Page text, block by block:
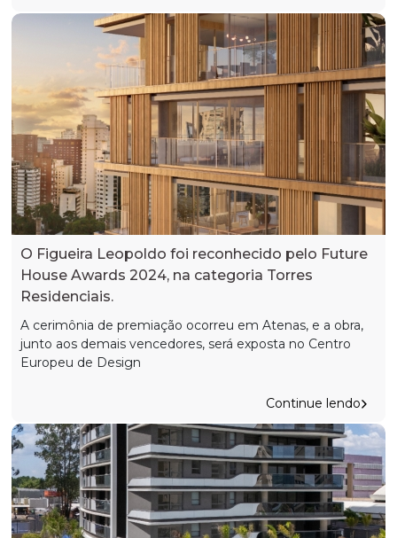
O Figueira Leopoldo foi reconhecido pelo Future
House Awards 2024, na categoria Torres
Residenciais.
A cerimônia de premiação ocorreu em Atenas, e a obra,
junto aos demais vencedores, será exposta no Centro
Europeu de Design
Continue lendo